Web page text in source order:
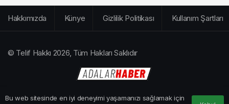
Bu web sitesinde en iyi deneyimi yaşamanızı sağlamak için
Hakkımızda Künye Gizlilik Politikası Kullanım Şartları
© Telif Hakkı 2026, Tüm Hakları Saklıdır